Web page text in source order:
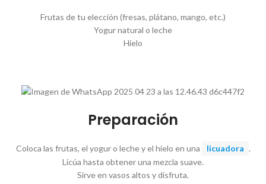
Frutas de tu elección (fresas, plátano, mango, etc.)
Yogur natural o leche
Hielo
Preparación
Coloca las frutas, el yogur o leche y el hielo en una licuadora .
Licúa hasta obtener una mezcla suave.
Sirve en vasos altos y disfruta.